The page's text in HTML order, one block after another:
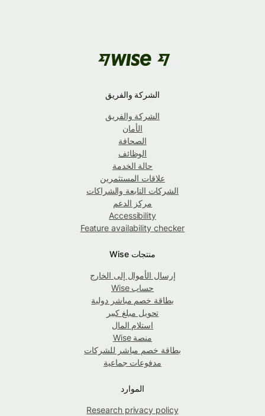
الشركة والفريق
الشركة والفريق
الأمان
الصحافة
الوظائف
حالة الخدمة
علاقات المستثمرين
الشركات التابعة والشراكات
مركز الدعم
Accessibility
Feature availability checker
منتجات Wise
إرسال الأموال إلى الخارج
حساب Wise
بطاقة خصم مباشر دولية
تحويل مبلغ كبير
استلام المال
منصة Wise
بطاقة خصم مباشر للشركات
مدفوعات جماعية
الموارد
Research privacy policy